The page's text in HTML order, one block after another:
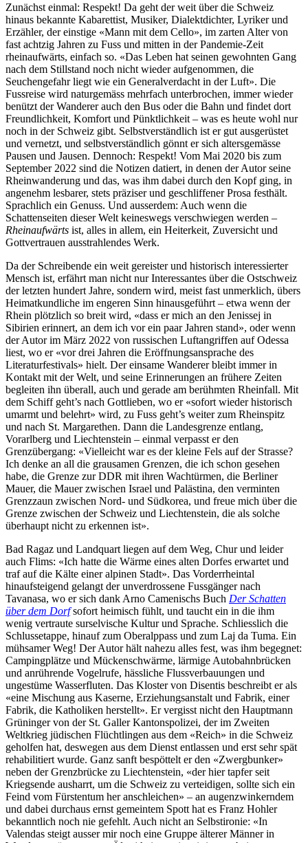
Zunächst einmal: Respekt! Da geht der weit über die Schweiz
hinaus bekannte Kabarettist, Musiker, Dialektdichter, Lyriker und
Erzähler, der einstige «Mann mit dem Cello», im zarten Alter von
fast achtzig Jahren zu Fuss und mitten in der Pandemie-Zeit
rheinaufwärts, einfach so. «Das Leben hat seinen gewohnten Gang
nach dem Stillstand noch nicht wieder aufgenommen, die
Seuchengefahr liegt wie ein Generalverdacht in der Luft». Die
Fussreise wird naturgemäss mehrfach unterbrochen, immer wieder
benützt der Wanderer auch den Bus oder die Bahn und findet dort
Freundlichkeit, Komfort und Pünktlichkeit – was es heute wohl nur
noch in der Schweiz gibt. Selbstverständlich ist er gut ausgerüstet
und vernetzt, und selbstverständlich gönnt er sich altersgemässe
Pausen und Jausen. Dennoch: Respekt! Vom Mai 2020 bis zum
September 2022 sind die Notizen datiert, in denen der Autor seine
Rheinwanderung und das, was ihm dabei durch den Kopf ging, in
angenehm lesbarer, stets präziser und geschliffener Prosa festhält.
Sprachlich ein Genuss. Und ausserdem: Auch wenn die
Schattenseiten dieser Welt keineswegs verschwiegen werden –
Rheinaufwärts ist, alles in allem, ein Heiterkeit, Zuversicht und
Gottvertrauen ausstrahlendes Werk.
Da der Schreibende ein weit gereister und historisch interessierter
Mensch ist, erfährt man nicht nur Interessantes über die Ostschweiz
der letzten hundert Jahre, sondern wird, meist fast unmerklich, übers
Heimatkundliche im engeren Sinn hinausgeführt – etwa wenn der
Rhein plötzlich so breit wird, «dass er mich an den Jenissej in
Sibirien erinnert, an dem ich vor ein paar Jahren stand», oder wenn
der Autor im März 2022 von russischen Luftangriffen auf Odessa
liest, wo er «vor drei Jahren die Eröffnungsansprache des
Literaturfestivals» hielt. Der einsame Wanderer bleibt immer in
Kontakt mit der Welt, und seine Erinnerungen an frühere Zeiten
begleiten ihn überall, auch und gerade am berühmten Rheinfall. Mit
dem Schiff geht’s nach Gottlieben, wo er «sofort wieder historisch
umarmt und belehrt» wird, zu Fuss geht’s weiter zum Rheinspitz
und nach St. Margarethen. Dann die Landesgrenze entlang,
Vorarlberg und Liechtenstein – einmal verpasst er den
Grenzübergang: «Vielleicht war es der kleine Fels auf der Strasse?
Ich denke an all die grausamen Grenzen, die ich schon gesehen
habe, die Grenze zur DDR mit ihren Wachtürmen, die Berliner
Mauer, die Mauer zwischen Israel und Palästina, den verminten
Grenzzaun zwischen Nord- und Südkorea, und freue mich über die
Grenze zwischen der Schweiz und Liechtenstein, die als solche
überhaupt nicht zu erkennen ist».
Bad Ragaz und Landquart liegen auf dem Weg, Chur und leider
auch Flims: «Ich hatte die Wärme eines alten Dorfes erwartet und
traf auf die Kälte einer alpinen Stadt». Das Vorderrheintal
hinaufsteigend gelangt der unverdrossene Fussgänger nach
Tavanasa, wo er sich dank Arno Camenischs Buch Der Schatten
über dem Dorfsofort heimisch fühlt, und taucht ein in die ihm
wenig vertraute surselvische Kultur und Sprache. Schliesslich die
Schlussetappe, hinauf zum Oberalppass und zum Laj da Tuma. Ein
mühsamer Weg! Der Autor hält nahezu alles fest, was ihm begegnet:
Campingplätze und Mückenschwärme, lärmige Autobahnbrücken
und anrührende Vogelrufe, hässliche Flussverbauungen und
ungestüme Wasserfluten. Das Kloster von Disentis beschreibt er als
«eine Mischung aus Kaserne, Erziehungsanstalt und Fabrik, einer
Fabrik, die Katholiken herstellt». Er vergisst nicht den Hauptmann
Grüninger von der St. Galler Kantonspolizei, der im Zweiten
Weltkrieg jüdischen Flüchtlingen aus dem «Reich» in die Schweiz
geholfen hat, deswegen aus dem Dienst entlassen und erst sehr spät
rehabilitiert wurde. Ganz sanft bespöttelt er den «Zwergbunker»
neben der Grenzbrücke zu Liechtenstein, «der hier tapfer seit
Kriegsende ausharrt, um die Schweiz zu verteidigen, sollte sich ein
Feind vom Fürstentum her anschleichen» – an augenzwinkerndem
und dabei durchaus ernst gemeintem Spott hat es Franz Hohler
bekanntlich noch nie gefehlt. Auch nicht an Selbstironie: «In
Valendas steigt ausser mir noch eine Gruppe älterer Männer in